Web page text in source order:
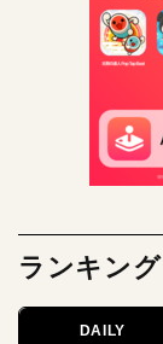
ランキング
DAILY